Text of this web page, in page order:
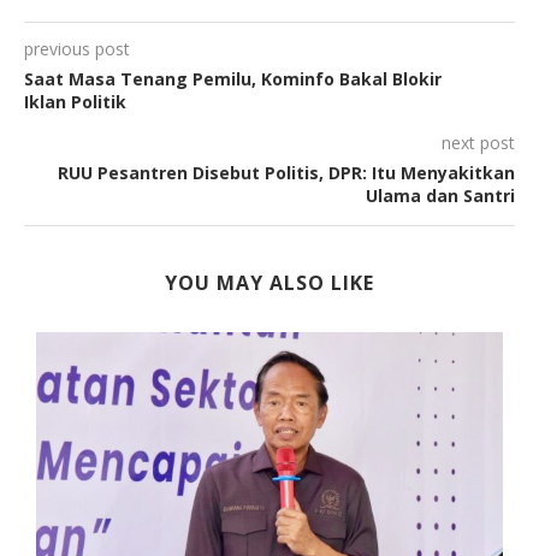
previous post
Saat Masa Tenang Pemilu, Kominfo Bakal Blokir
Iklan Politik
next post
RUU Pesantren Disebut Politis, DPR: Itu Menyakitkan
Ulama dan Santri
YOU MAY ALSO LIKE